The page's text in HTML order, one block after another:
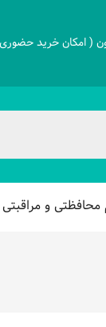
محافظتی و مراقبتی